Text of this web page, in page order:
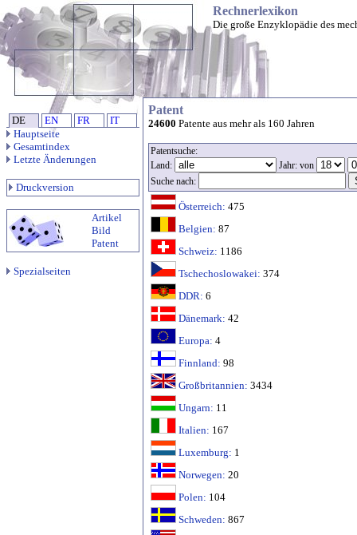
Rechnerlexikon
Die große Enzyklopädie des
DE EN FR
IT
Hauptseite
Gesamtindex
Letzte Änderungen
Druckversion
Artikel
Bild
Patent
Spezialseiten
Patent
24600 Patente aus mehr als 160 Jahren
Patentsuche:
Land:
Jahr: von
Suche nach:
Österreich: 475
Belgien: 87
Schweiz: 1186
Tschechoslowakei: 374
DDR: 6
Dänemark: 42
Europa: 4
Finnland: 98
Großbritannien: 3434
Ungarn: 11
Italien: 167
Luxemburg: 1
Norwegen: 20
Polen: 104
Schweden: 867